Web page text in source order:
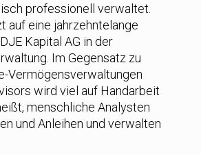
professionell verwaltet.
auf eine jahrzehntelange
Kapital AG in der
Im Gegensatz zu
Vermögensverwaltungen
wird viel auf Handarbeit
menschliche Analysten
und Anleihen und verwalten